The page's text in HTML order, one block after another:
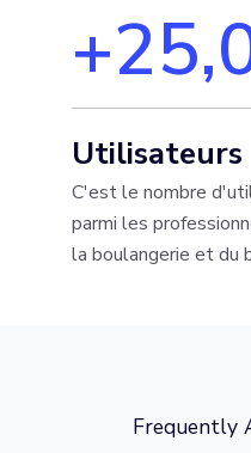
Utilisateurs
C'est le nombre
parmi les
la boulangerie et du
Frequently